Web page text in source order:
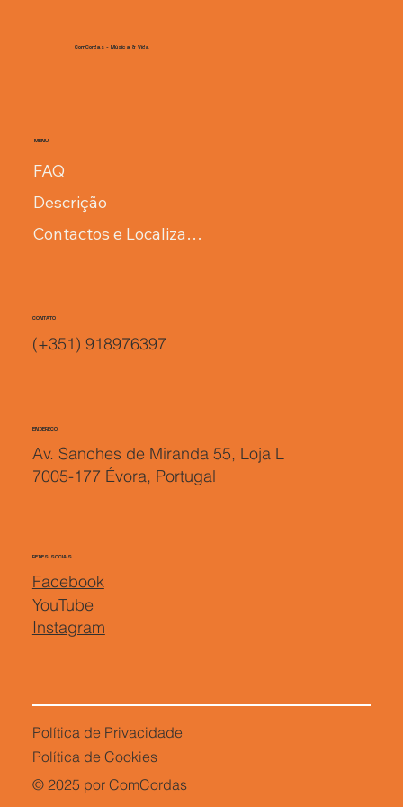
ComCordas - Música & Vida
MENU
FAQ
Descrição
Contactos e Localização
CONTATO
(+351) 918976397
ENDEREÇO
Av. Sanches de Miranda 55, Loja L
7005-177 Évora, Portugal
REDES SOCIAIS
Facebook
YouTube
Instagram
© 2025 por ComCordas
Política de Privacidade
Política de Cookies